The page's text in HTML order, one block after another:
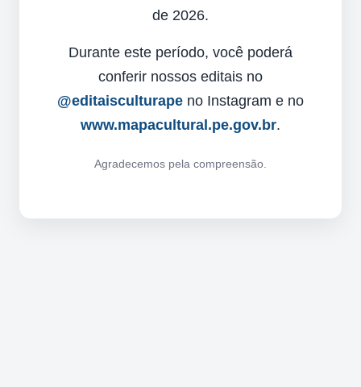
de 2026.
Durante este período, você poderá
conferir nossos editais no
@editaisculturape no Instagram e no
www.mapacultural.pe.gov.br.
Agradecemos pela compreensão.